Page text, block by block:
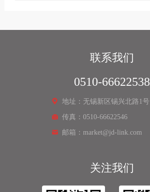
联系我们
0510-66622538
地址：无锡新区锡兴北路1号
传真：0510-66622546
邮箱：market@jd-link.com
关注我们